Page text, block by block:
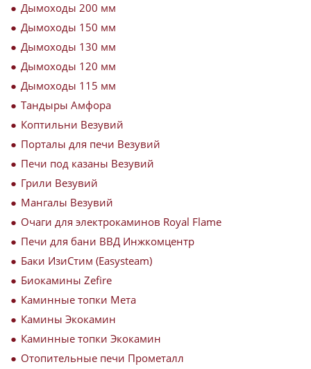
Дымоходы 200 мм
Дымоходы 150 мм
Дымоходы 130 мм
Дымоходы 120 мм
Дымоходы 115 мм
Тандыры Амфора
Коптильни Везувий
Порталы для печи Везувий
Печи под казаны Везувий
Грили Везувий
Мангалы Везувий
Очаги для электрокаминов Royal Flame
Печи для бани ВВД Инжкомцентр
Баки ИзиСтим (Easysteam)
Биокамины Zefire
Каминные топки Мета
Камины Экокамин
Каминные топки Экокамин
Отопительные печи Прометалл